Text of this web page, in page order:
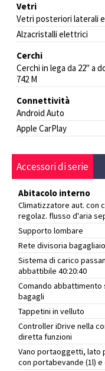
Vetri
Vetri posteriori laterali
Alzacristalli elettrici
Cerchi
Cerchi in lega da 22" a
742 M
Connettività
Android Auto
Apple CarPlay
Accessori di serie
Abitacolo interno
Climatizzatore aut. con
regolaz. flusso d'aria
Supporto lombare
Rete divisoria bagagliaio
Sistema di carico
abbattibile 40:20:40
Comando abbattimento
bagagli
Tappetini in velluto
Controller iDrive nella
diretta funzioni
Vano portaoggetti, lato
con portabevande (1l) e